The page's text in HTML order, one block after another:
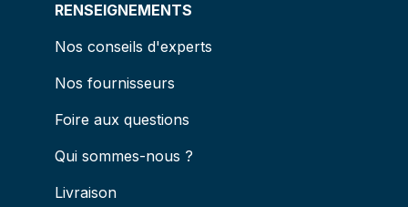
RENSEIGNEMENTS
Nos conseils d'experts
Nos fournisseurs
Foire aux questions
Qui sommes-nous ?
Livraison